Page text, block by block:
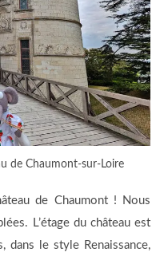
de Chaumont-sur-Loire
de Chaumont ! Nous
L’étage du château est
dans le style Renaissance,